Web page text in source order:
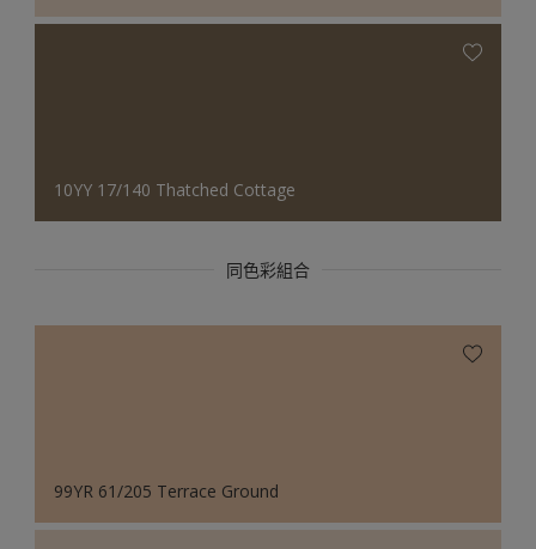
10YY 17/140 Thatched Cottage
同色彩組合
99YR 61/205 Terrace Ground